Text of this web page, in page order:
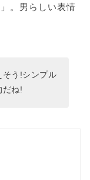
。男らしい表情
そう!シンプル
だね!